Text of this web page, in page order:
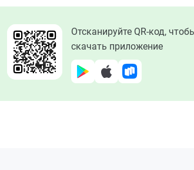
Отсканируйте QR-код,
скачать приложение